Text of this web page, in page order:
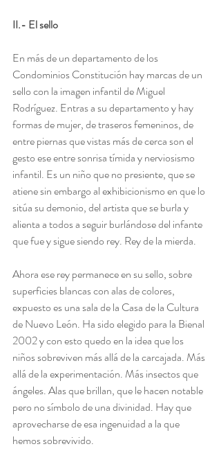
II.- El sello
En más de un departamento de los
Condominios Constitución hay marcas de un
sello con la imagen infantil de Miguel
Rodríguez. Entras a su departamento y hay
formas de mujer, de traseros femeninos, de
entre piernas que vistas más de cerca son el
gesto ese entre sonrisa tímida y nerviosismo
infantil. Es un niño que no presiente, que se
atiene sin embargo al exhibicionismo en que lo
sitúa su demonio, del artista que se burla y
alienta a todos a seguir burlándose del infante
que fue y sigue siendo rey. Rey de la mierda.
Ahora ese rey permanece en su sello, sobre
superficies blancas con alas de colores,
expuesto es una sala de la Casa de la Cultura
de Nuevo León. Ha sido elegido para la Bienal
2002 y con esto quedo en la idea que los
niños sobreviven más allá de la carcajada. Más
allá de la experimentación. Más insectos que
ángeles. Alas que brillan, que le hacen notable
pero no símbolo de una divinidad. Hay que
aprovecharse de esa ingenuidad a la que
hemos sobrevivido.